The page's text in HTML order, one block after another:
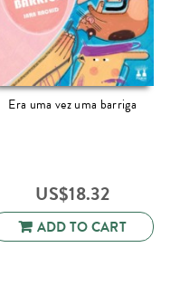
Era uma vez uma barriga
US$18.32
ADD TO CART